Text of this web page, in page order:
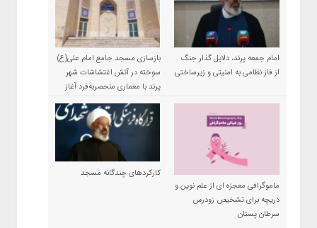
امام جمعه پرند، دلایل گذار جنگ
از فاز نظامی به امنیتی و زیرساختی
بازسازی مسجد جامع امام علی(ع)
سوخته در آتش اغتشاشات شهر
پرند با معماری منحصربه‌فرد آغاز
شد
ماموگرافی معجزه ای از علم نوین و
دریچه برای تشخیص زودرس
سرطان پستان
کارکردهای چندگانه مسجد